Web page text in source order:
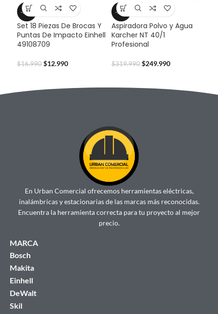
-24%
Set 18 Piezas De Brocas Y
Puntas De Impacto Einhell
49108709
$16.990 $12.990
-22%
Aspiradora Polvo y Agua
Karcher NT 40/1
Profesional
$319.990 $249.990
En Urban Comercial ofrecemos herramientas eléctricas,
inalámbricas y estacionarias de las marcas más reconocidas.
Encuentra la herramienta correcta para tu proyecto al mejor
precio.
MARCA
Bosch
Makita
Einhell
DeWalt
Skil